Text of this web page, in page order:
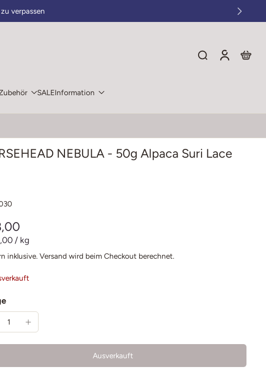
verpassen
SALEInformation
NEBULA - 50g Alpaca Suri Lace
/ kg
inklusive. Versand wird beim Checkout berechnet.
Ausverkauft